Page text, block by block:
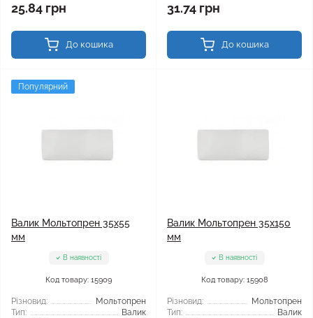
25.84 грн
До кошика
31.74 грн
До кошика
Популярний
Валик Мольтопрен 35x55
мм
В наявності
Код товару: 15909
Різновид:
Мольтопрен
Тип:
Валик
Валик Мольтопрен 35x150
мм
В наявності
Код товару: 15908
Різновид:
Мольтопрен
Тип:
Валик